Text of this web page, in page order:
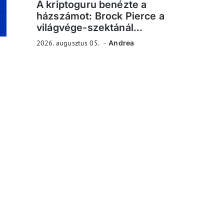
A kriptoguru benézte a
házszámot: Brock Pierce a
világvége-szektánál...
2026. augusztus 05. Andrea